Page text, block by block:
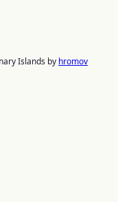
Islands by hromov